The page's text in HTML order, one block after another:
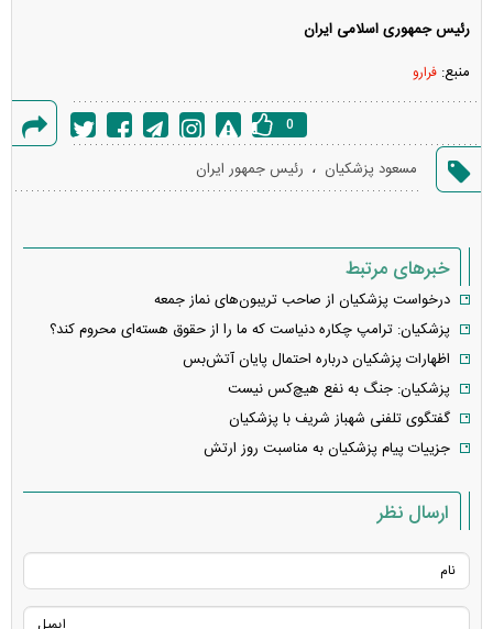
رئیس جمهوری اسلامی ایران
منبع: فرارو
گزارش
خطا
0
مسعود پزشکیان ، رئیس جمهور ایران
خبرهای مرتبط
درخواست پزشکیان از صاحب تریبون‌های نماز جمعه
پزشکیان: ترامپ چکاره دنیاست که ما را از حقوق هسته‌ای محروم کند؟
اظهارات پزشکیان درباره احتمال پایان آتش‌بس
پزشکیان: جنگ به نفع هیچ‌کس نیست
گفتگوی تلفنی شهباز شریف با پزشکیان
جزییات پیام پزشکیان به مناسبت روز ارتش
ارسال نظر